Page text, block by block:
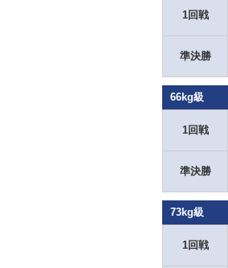
1回戦
準決勝
66kg級
1回戦
準決勝
73kg級
1回戦